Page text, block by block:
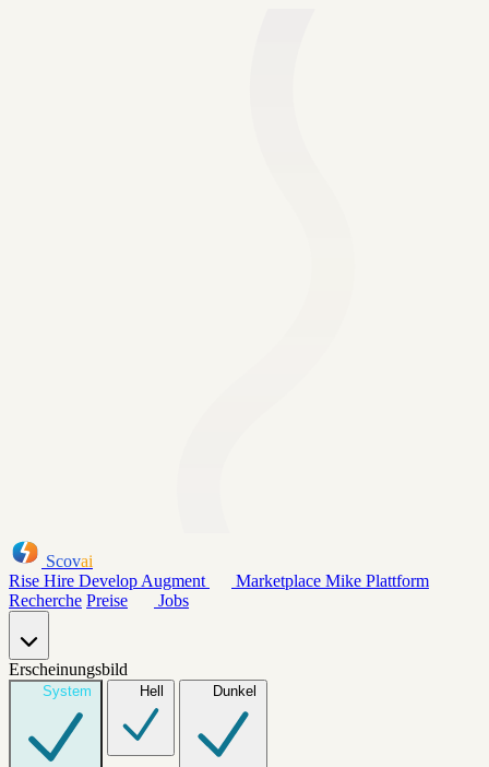
Scovai
Rise Hire Develop Augment Marketplace Mike Plattform
Recherche Preise Jobs
Erscheinungsbild
System Hell Dunkel